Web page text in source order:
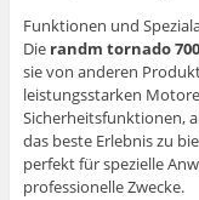
Funktionen und
Die randm tornado
sie von anderen
leistungsstarken
Sicherheitsfunktionen,
das beste Erlebnis zu
perfekt für spezielle
professionelle Zwecke.